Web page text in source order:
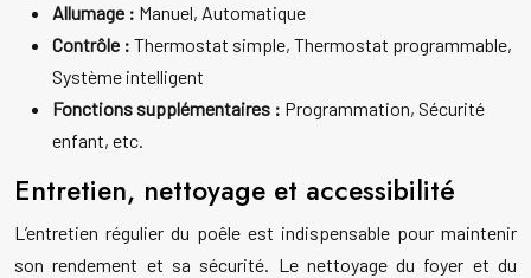
Allumage : Manuel, Automatique
Contrôle : Thermostat simple, Thermostat programmable,
Système intelligent
Fonctions supplémentaires : Programmation, Sécurité
enfant, etc.
Entretien, nettoyage et accessibilité
L’entretien régulier du poêle est indispensable pour maintenir
son rendement et sa sécurité. Le nettoyage du foyer et du